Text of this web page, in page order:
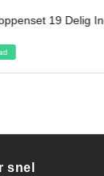
2 stuks
voorraad
snel